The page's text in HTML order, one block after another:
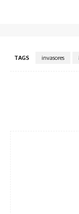
TAGS invasores